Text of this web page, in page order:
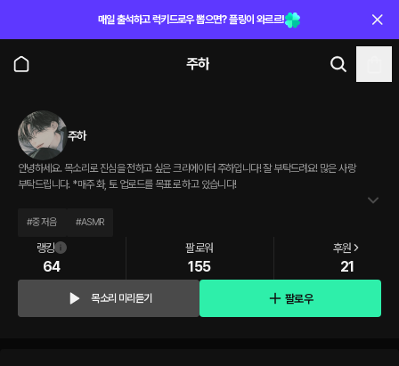
매일 출석하고 럭키드로우 뽑으면? 플링이 와르르!
주하
주하
안녕하세요. 목소리로 진심을 전하고 싶은 크리에이터 주하입니다! 잘 부탁드려요! 많은 사랑
부탁드립니다. *매주 화, 토 업로드를 목표로 하고 있습니다!
#중저음 #ASMR
랭킹
64
팔로워
155
후원
21
목소리 미리듣기 팔로우